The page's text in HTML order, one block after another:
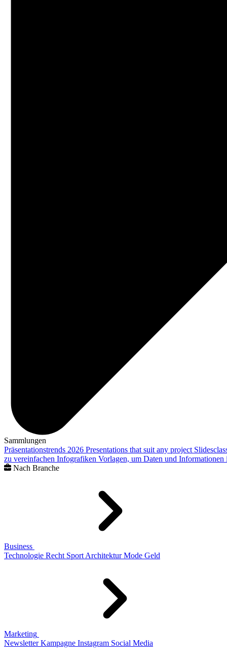
Sammlungen
Präsentationstrends 2026 Presentations that suit any project
zu vereinfachen Infografiken Vorlagen, um Daten und
Nach Branche
Business
Technologie Recht Sport Architektur Mode Geld
Marketing
Newsletter Kampagne Instagram Social Media